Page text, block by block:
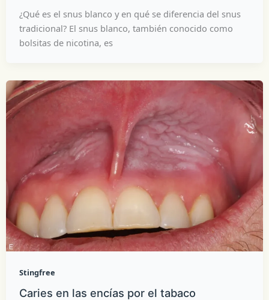
¿Qué es el snus blanco y en qué se diferencia del snus
tradicional? El snus blanco, también conocido como
bolsitas de nicotina, es
Stingfree
Caries en las encías por el tabaco